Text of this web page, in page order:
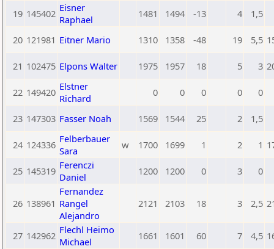
19 145402 Eisner
Raphael
1481 1494 -13 4 1,5
20 121981 Eitner Mario 1310 1358 -48 19 5,5
21 102475 Elpons Walter 1975 1957 18 5 3
22 149420 Elstner
Richard
0 0 0 0 0
23 147303 Fasser Noah 1569 1544 25 2 1,5
24 124336 Felberbauer
Sara
w 1700 1699 1 2 1
25 145319 Ferenczi
Daniel
1200 1200 0 3 0
26 138961
Fernandez
Rangel
Alejandro
2121 2103 18 3 2,5
27 142962 Flechl Heimo
Michael
1661 1601 60 7 4,5